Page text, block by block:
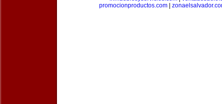
promocionproductos.com|